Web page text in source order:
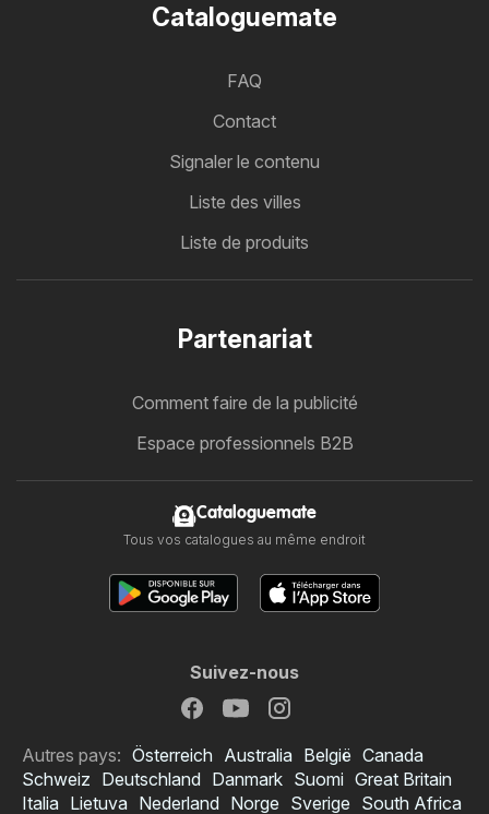
Cataloguemate
FAQ
Contact
Signaler le contenu
Liste des villes
Liste de produits
Partenariat
Comment faire de la publicité
Espace professionnels B2B
Cataloguemate
Tous vos catalogues au même endroit
Suivez-nous
Autres pays: Österreich Australia België Canada
Schweiz Deutschland Danmark Suomi Great Britain
Italia Lietuva Nederland Norge Sverige South Africa